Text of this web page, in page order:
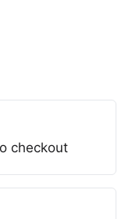
checkout